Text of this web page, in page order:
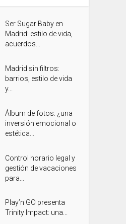
Ser Sugar Baby en
Madrid: estilo de vida,
acuerdos...
Madrid sin filtros:
barrios, estilo de vida
y...
Álbum de fotos: ¿una
inversión emocional o
estética...
Control horario legal y
gestión de vacaciones
para...
Play’n GO presenta
Trinity Impact: una...